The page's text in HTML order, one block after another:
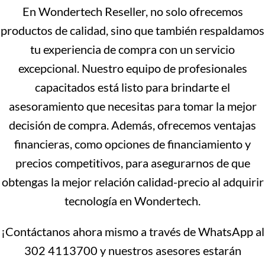
En Wondertech Reseller, no solo ofrecemos
productos de calidad, sino que también respaldamos
tu experiencia de compra con un servicio
excepcional. Nuestro equipo de profesionales
capacitados está listo para brindarte el
asesoramiento que necesitas para tomar la mejor
decisión de compra. Además, ofrecemos ventajas
financieras, como opciones de financiamiento y
precios competitivos, para asegurarnos de que
obtengas la mejor relación calidad-precio al adquirir
tecnología en Wondertech.
¡Contáctanos ahora mismo a través de WhatsApp al
302 4113700 y nuestros asesores estarán